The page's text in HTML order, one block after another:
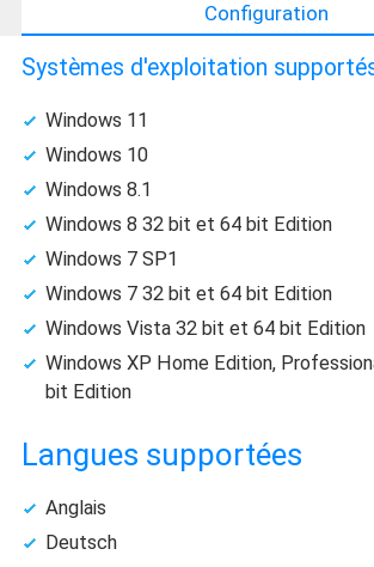
Configuration
Systèmes d'exploitation
Windows 11
Windows 10
Windows 8.1
Windows 8 32 bit et 64 bit Edition
Windows 7 SP1
Windows 7 32 bit et 64 bit Edition
Windows Vista 32 bit et 64 bit Edition
Windows XP Home Edition,
bit Edition
Langues supportées
Anglais
Deutsch